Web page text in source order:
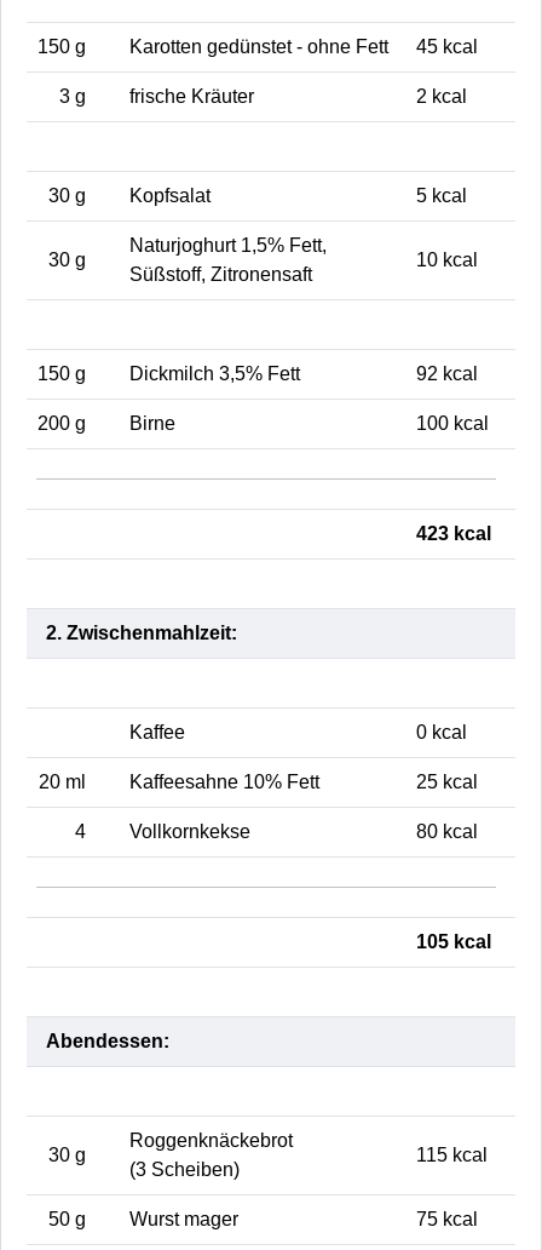
150 g Karotten gedünstet - ohne Fett 45 kcal
3 g frische Kräuter 2 kcal
30 g Kopfsalat 5 kcal
30 g
Naturjoghurt 1,5% Fett,
Süßstoff, Zitronensaft
10 kcal
150 g Dickmilch 3,5% Fett 92 kcal
200 g Birne 100 kcal
423 kcal
2. Zwischenmahlzeit:
Kaffee 0 kcal
20 ml Kaffeesahne 10% Fett 25 kcal
4 Vollkornkekse 80 kcal
105 kcal
Abendessen:
30 g
Roggenknäckebrot
(3 Scheiben)
115 kcal
50 g Wurst mager 75 kcal